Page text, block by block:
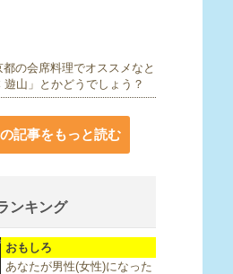
都の会席料理でオススメなと
山」とかどうでしょう？
記事をもっと読む
ンキング
おもしろ
あなたが男性(女性)になった